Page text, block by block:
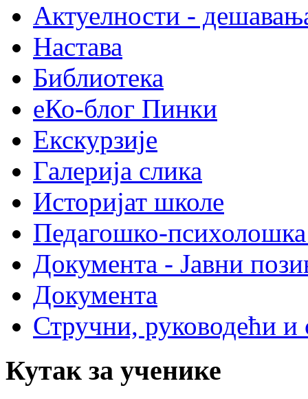
Актуелности -
Настава
Библиотека
еКо-блог Пинки
Екскурзије
Галерија слика
Историјат школе
Педагошко-психолошка
Документа - Јавни
Документа
Стручни, руководећи и
Кутак за ученике